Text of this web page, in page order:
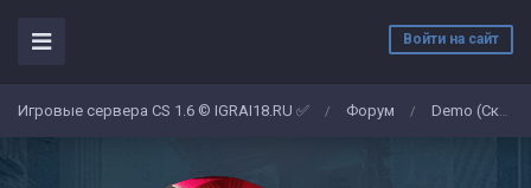
Войти на сайт
Игровые сервера CS 1.6 © IGRAI18.RU ✅ / Форум / Demo (Скриншоты)